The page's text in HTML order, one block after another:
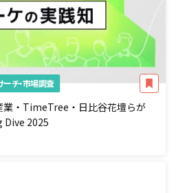
ーチ・市場調査
業・TimeTree・日比谷花壇らが
Dive 2025